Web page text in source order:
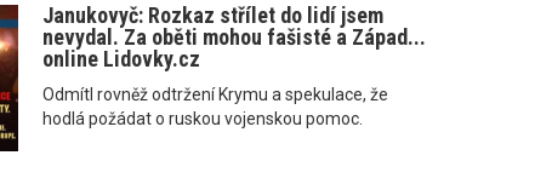
Janukovyč: Rozkaz střílet do lidí jsem
nevydal. Za oběti mohou fašisté a Západ...
online Lidovky.cz
Odmítl rovněž odtržení Krymu a spekulace, že
hodlá požádat o ruskou vojenskou pomoc.